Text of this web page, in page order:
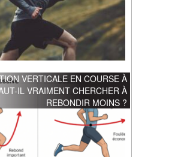
VERTICALE EN COURSE À
IL VRAIMENT CHERCHER À
REBONDIR MOINS ?